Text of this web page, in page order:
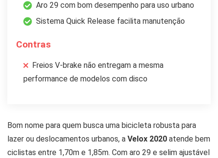
Aro 29 com bom desempenho para uso urbano
Sistema Quick Release facilita manutenção
Contras
Freios V-brake não entregam a mesma
performance de modelos com disco
Bom nome para quem busca uma bicicleta robusta para
lazer ou deslocamentos urbanos, a Velox 2020 atende bem
ciclistas entre 1,70m e 1,85m. Com aro 29 e selim ajustável